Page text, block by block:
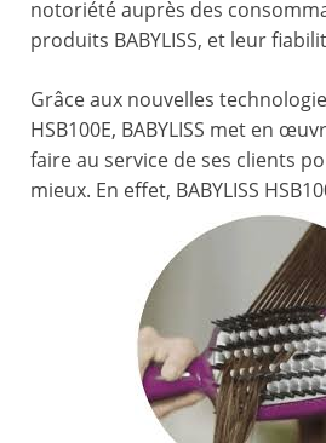
notoriété auprès des
produits BABYLISS, et leur
Grâce aux nouvelles
HSB100E, BABYLISS met en
faire au service de ses clients
mieux. En effet, BABYLISS